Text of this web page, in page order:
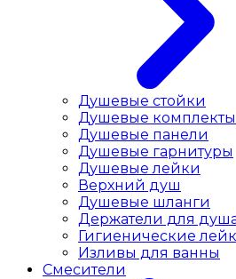
Душевые стойки
Душевые комплекты
Душевые панели
Душевые гарнитуры
Душевые лейки
Верхний душ
Душевые шланги
Держатели для
Гигиенические
Изливы для ванны
Смесители